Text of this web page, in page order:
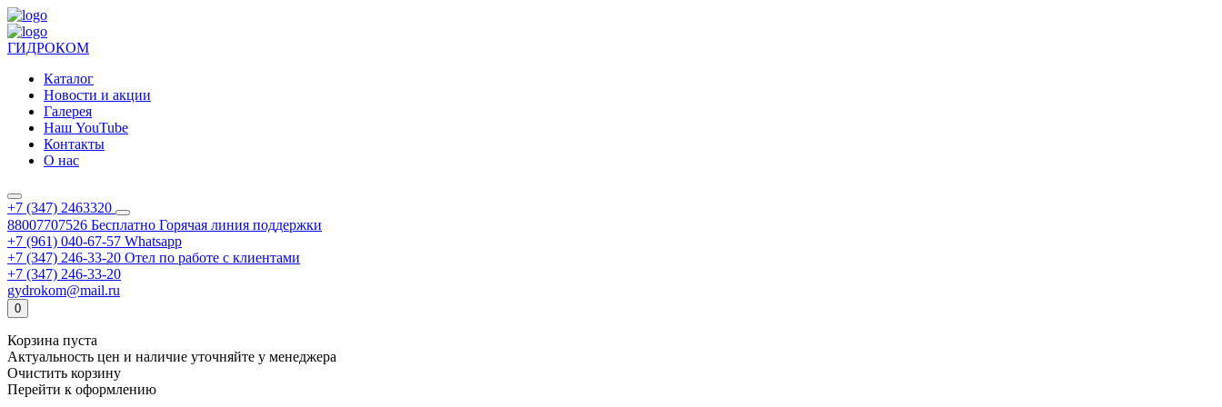
ГИДРОКОМ
Каталог
Новости и акции
Галерея
Наш YouTube
Контакты
О нас
+7 (347) 2463320
88007707526 Бесплатно Горячая линия поддержки
+7 (961) 040-67-57 Whatsapp
+7 (347) 246-33-20 Отел по работе с клиентами
+7 (347) 246-33-20
gydrokom@mail.ru
0
Корзина пуста
Актуальность цен и наличие уточняйте у менеджера
Очистить корзину
Перейти к оформлению